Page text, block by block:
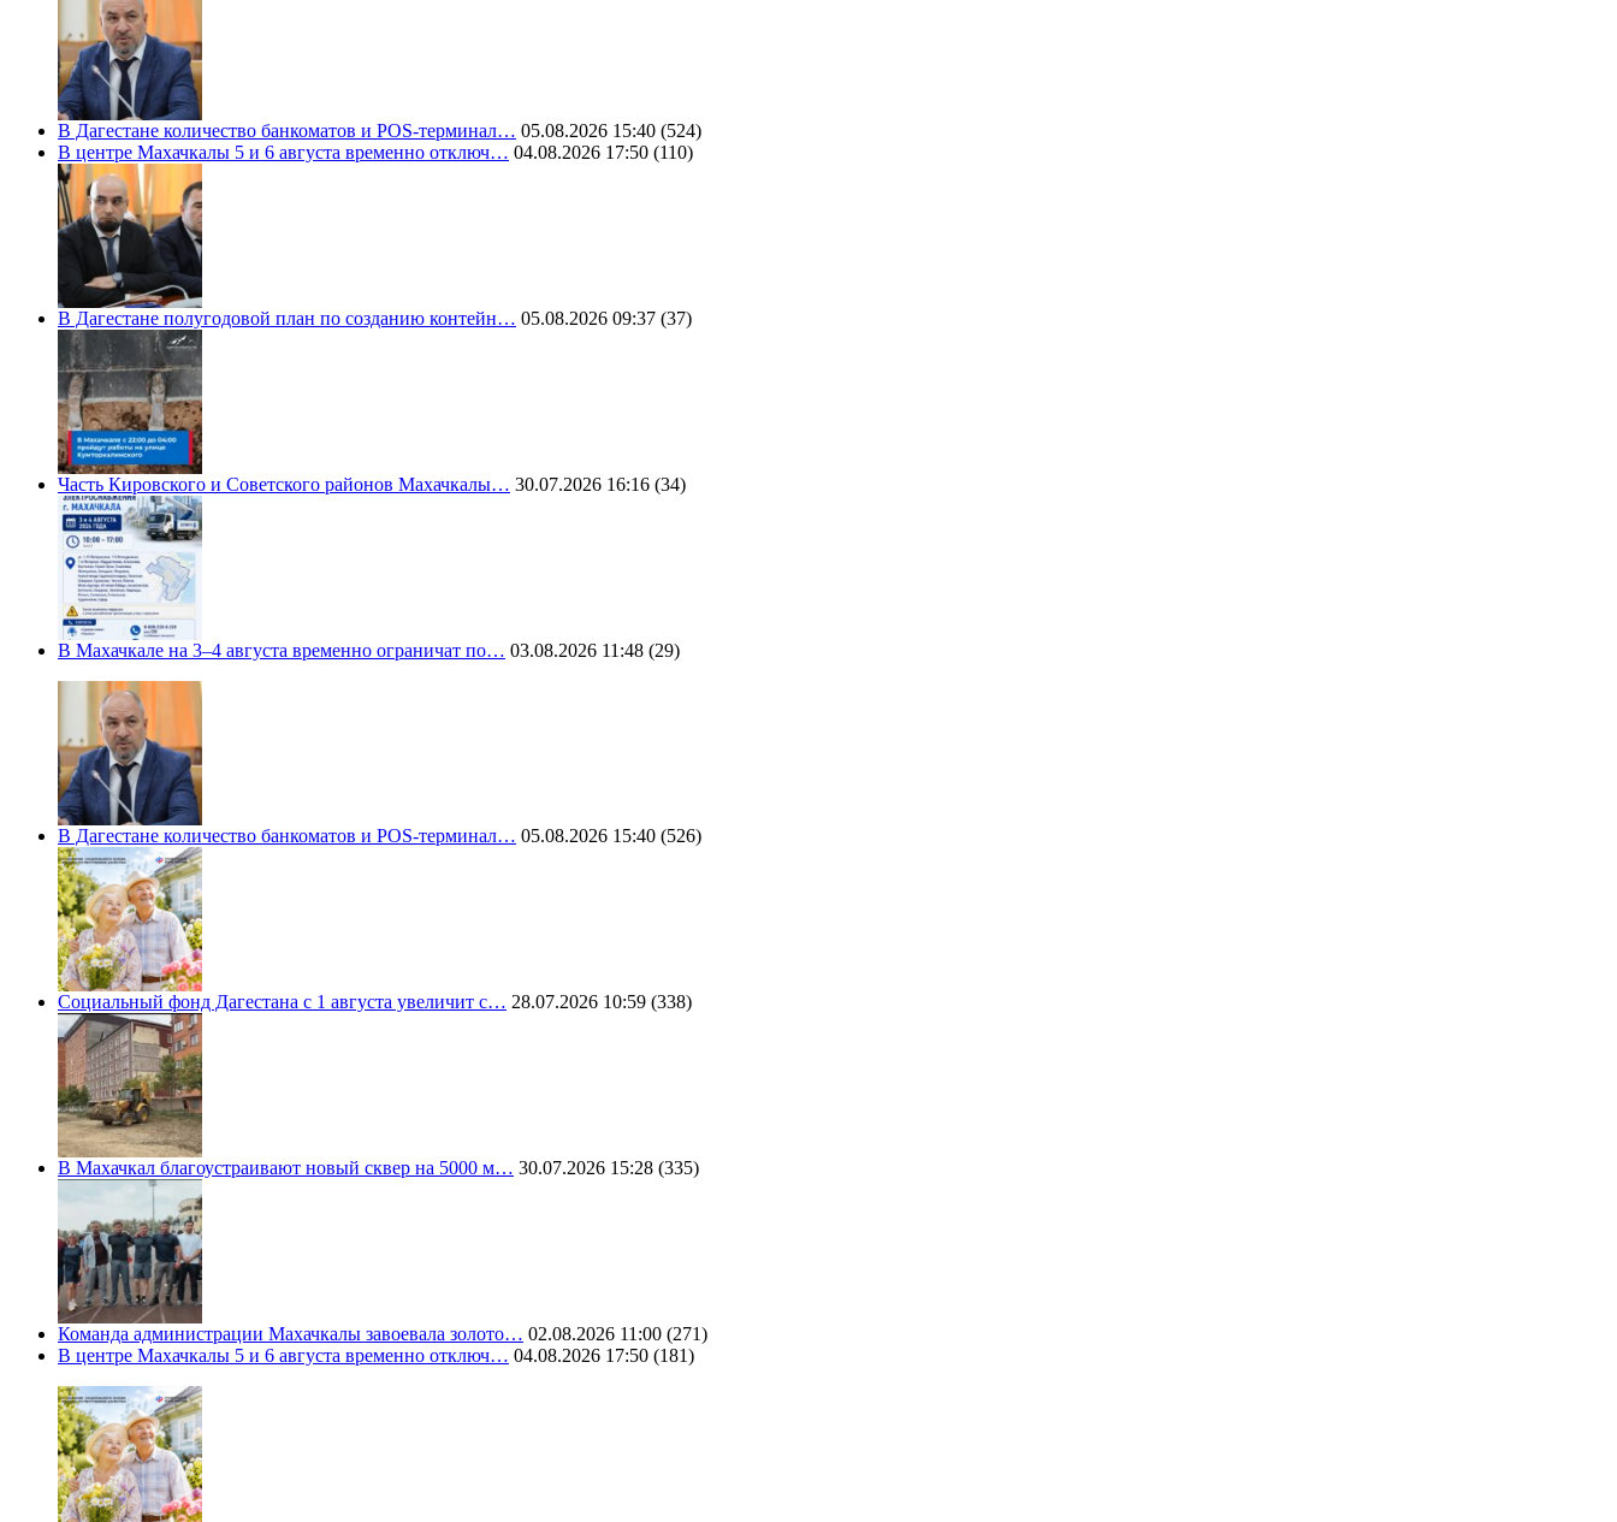
В Дагестане количество банкоматов и POS-терминал… 05.08.2026 15:40 (524)
В центре Махачкалы 5 и 6 августа временно отключ… 04.08.2026 17:50 (110)
В Дагестане полугодовой план по созданию контейн… 05.08.2026 09:37 (37)
Часть Кировского и Советского районов Махачкалы… 30.07.2026 16:16 (34)
В Махачкале на 3–4 августа временно ограничат по… 03.08.2026 11:48 (29)
В Дагестане количество банкоматов и POS-терминал… 05.08.2026 15:40 (526)
Социальный фонд Дагестана с 1 августа увеличит с… 28.07.2026 10:59 (338)
В Махачкал благоустраивают новый сквер на 5000 м… 30.07.2026 15:28 (335)
Команда администрации Махачкалы завоевала золото… 02.08.2026 11:00 (271)
В центре Махачкалы 5 и 6 августа временно отключ… 04.08.2026 17:50 (181)